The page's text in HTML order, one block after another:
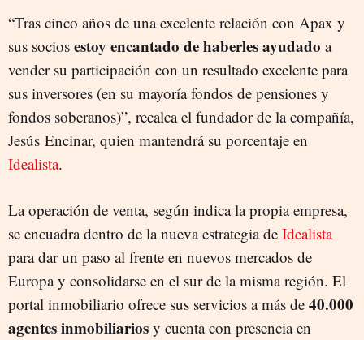
“Tras cinco años de una excelente relación con Apax y
sus socios estoy encantado de haberles ayudado a
vender su participación con un resultado excelente para
sus inversores (en su mayoría fondos de pensiones y
fondos soberanos)”, recalca el fundador de la compañía,
Jesús Encinar, quien mantendrá su porcentaje en
Idealista.
La operación de venta, según indica la propia empresa,
se encuadra dentro de la nueva estrategia de Idealista
para dar un paso al frente en nuevos mercados de
Europa y consolidarse en el sur de la misma región. El
portal inmobiliario ofrece sus servicios a más de 40.000
agentes inmobiliarios y cuenta con presencia en